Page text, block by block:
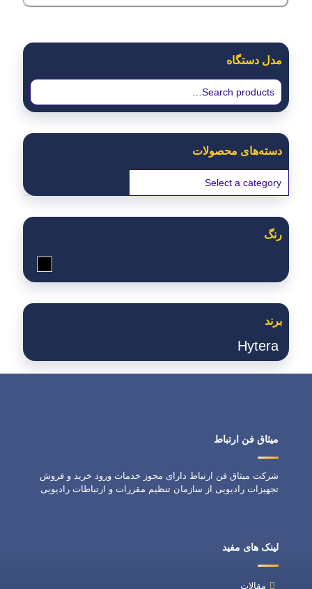
مدل دستگاه
دسته‌های محصولات
رنگ
برند
Hytera
میثاق فن ارتباط
شرکت میثاق فن ارتباط دارای مجوز خدمات ورود خرید و فروش
تجهیزات رادیویی از سازمان تنظیم مقررات و ارتباطات رادیویی
لینک های مفید
مقالات